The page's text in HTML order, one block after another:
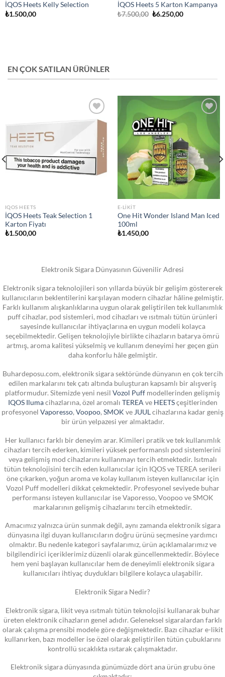
İQOS Heets Kelly Selection
₺1.500,00
İQOS Heets 5 Karton Kampanya
₺7.500,00 Orijinal
₺6.250,00Şu
EN ÇOK SATILAN ÜRÜNLER
Add to
IQOS HEETS
İQOS Heets Teak Selection 1
Karton Fiyatı
₺1.500,00
wishlist
E-LIKIT
One Hit Wonder Island Man Iced
100ml
₺1.450,00
Elektronik Sigara Dünyasının Güvenilir Adresi
Elektronik sigara teknolojileri son yıllarda büyük bir gelişim göstererek
kullanıcıların beklentilerini karşılayan modern cihazlar hâline gelmiştir.
Farklı kullanım alışkanlıklarına uygun olarak geliştirilen tek kullanımlık
puff cihazlar, pod sistemleri, mod cihazları ve ısıtmalı tütün ürünleri
sayesinde kullanıcılar ihtiyaçlarına en uygun modeli kolayca
seçebilmektedir. Gelişen teknolojiyle birlikte cihazların batarya ömrü
artmış, aroma kalitesi yükselmiş ve kullanım deneyimi her geçen gün
daha konforlu hâle gelmiştir.
Buhardeposu.com, elektronik sigara sektöründe dünyanın en çok tercih
edilen markalarını tek çatı altında buluşturan kapsamlı bir alışveriş
platformudur. Sitemizde yeni nesil Vozol Puff modellerinden gelişmiş
IQOS Ilumacihazlarına, özel aromalı TEREA ve HEETSçeşitlerinden
profesyonel Vaporesso Voopoo SMOK ve JUUL cihazlarına kadar geniş
bir ürün yelpazesi yer almaktadır.
Her kullanıcı farklı bir deneyim arar. Kimileri pratik ve tek kullanımlık
cihazları tercih ederken, kimileri yüksek performanslı pod sistemlerini
veya gelişmiş mod cihazlarını kullanmayı tercih etmektedir. Isıtmalı
tütün teknolojisini tercih eden kullanıcılar için IQOS ve TEREA serileri
öne çıkarken, yoğun aroma ve kolay kullanım isteyen kullanıcılar için
Vozol Puff modelleri dikkat çekmektedir. Profesyonel seviyede buhar
performansı isteyen kullanıcılar ise Vaporesso, Voopoo ve SMOK
markalarının gelişmiş cihazlarını tercih etmektedir.
Amacımız yalnızca ürün sunmak değil, aynı zamanda elektronik sigara
dünyasına ilgi duyan kullanıcıların doğru ürünü seçmesine yardımcı
olmaktır. Bu nedenle kategori sayfalarımız, ürün açıklamalarımız ve
bilgilendirici içeriklerimiz düzenli olarak güncellenmektedir. Böylece
hem yeni başlayan kullanıcılar hem de deneyimli elektronik sigara
kullanıcıları ihtiyaç duydukları bilgilere kolayca ulaşabilir.
Elektronik Sigara Nedir?
Elektronik sigara, likit veya ısıtmalı tütün teknolojisi kullanarak buhar
üreten elektronik cihazların genel adıdır. Geleneksel sigaralardan farklı
olarak çalışma prensibi modele göre değişmektedir. Bazı cihazlar e-likit
kullanırken, bazı modeller ise özel olarak geliştirilen tütün çubuklarını
kontrollü sıcaklıkta ısıtarak çalışmaktadır.
Elektronik sigara dünyasında günümüzde dört ana ürün grubu öne